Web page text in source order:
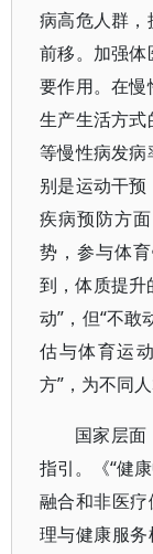
病高危人群，
前移。加强
要作用。在
生产生活方
等慢性病发
别是运动干
疾病预防方
势，参与体
到，体质提升
动”，但“不敢
估与体育运
方”，为不同
国家层面
指引。《“健
融合和非医疗
理与健康服